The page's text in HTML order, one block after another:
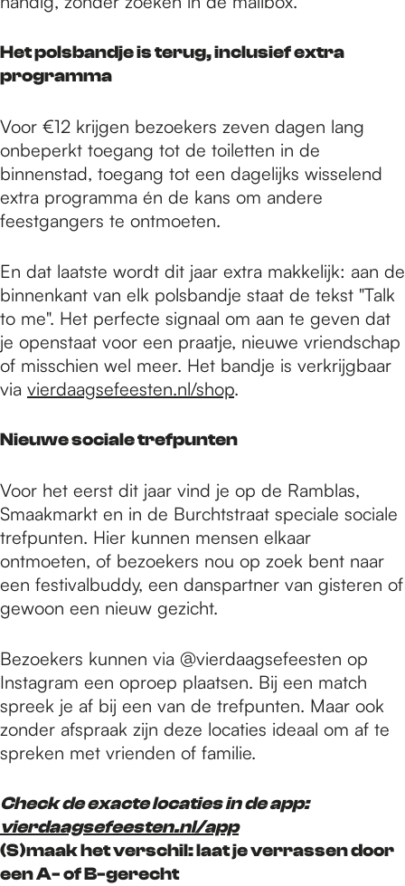
Het polsbandje is terug, inclusief extra
programma
Voor €12 krijgen bezoekers zeven dagen lang
onbeperkt toegang tot de toiletten in de
binnenstad, toegang tot een dagelijks wisselend
extra programma én de kans om andere
feestgangers te ontmoeten.
En dat laatste wordt dit jaar extra makkelijk: aan de
binnenkant van elk polsbandje staat de tekst "Talk
to me". Het perfecte signaal om aan te geven dat
je openstaat voor een praatje, nieuwe vriendschap
of misschien wel meer. Het bandje is verkrijgbaar
via vierdaagsefeesten.nl/shop.
Nieuwe sociale trefpunten
Voor het eerst dit jaar vind je op de Ramblas,
Smaakmarkt en in de Burchtstraat speciale sociale
trefpunten. Hier kunnen mensen elkaar
ontmoeten, of bezoekers nou op zoek bent naar
een festivalbuddy, een danspartner van gisteren of
gewoon een nieuw gezicht.
Bezoekers kunnen via @vierdaagsefeesten op
Instagram een oproep plaatsen. Bij een match
spreek je af bij een van de trefpunten. Maar ook
zonder afspraak zijn deze locaties ideaal om af te
spreken met vrienden of familie.
Check de exacte locaties in de app:
vierdaagsefeesten.nl/app
(S)maak het verschil: laat je verrassen door
een A- of B-gerecht